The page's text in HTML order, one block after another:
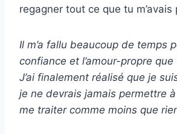
regagner tout ce que tu m’avais
Il m’a fallu beaucoup de temps
confiance et l’amour-propre que
J’ai finalement réalisé que je
je ne devrais jamais permettre à
me traiter comme moins que